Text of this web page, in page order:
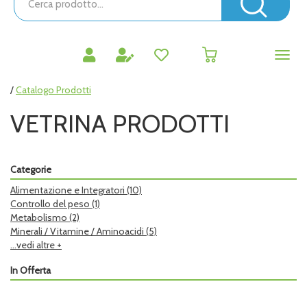
Prodotto
/Catalogo Prodotti
VETRINA PRODOTTI
Categorie
Alimentazione e Integratori (10)
Controllo del peso (1)
Metabolismo (2)
Minerali / Vitamine / Aminoacidi (5)
...vedi altre +
In Offerta